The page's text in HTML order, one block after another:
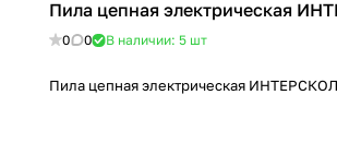
Пила цепная электрическая
0 0 В наличии: 5 шт
Пила цепная электрическая